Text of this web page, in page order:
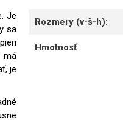
Je
sa
má
je
Rozmery (v-š-h):
Hmotnosť